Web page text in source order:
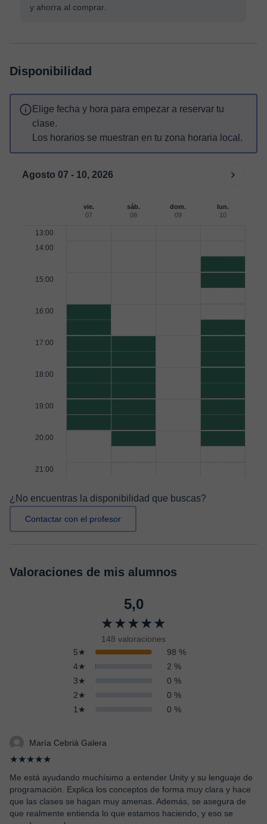
y ahorra al comprar.
Disponibilidad
Elige fecha y hora para empezar a reservar tu
clase.
Los horarios se muestran en tu zona horaria local.
Agosto 07 - 10, 2026
vie.
07
sáb.
08
dom.
09
lun.
10
13:00
14:00
15:00
16:00
17:00
18:00
19:00
20:00
21:00
¿No encuentras la disponibilidad que buscas?
Contactar con el profesor
Valoraciones de mis alumnos
5,0
★★★★★
148 valoraciones
5★
98 %
4★
2 %
3★
0 %
2★
0 %
1★
0 %
María Cebriá Galera
★★★★★
Me está ayudando muchísimo a entender Unity y su lenguaje de
programación. Explica los conceptos de forma muy clara y hace
que las clases se hagan muy amenas. Además, se asegura de
que realmente entienda lo que estamos haciendo, y eso se